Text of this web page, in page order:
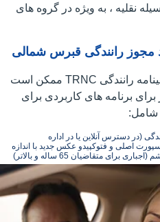
نقلیه ، به ویژه در گروه های
مجوز رانندگی قبرس شمالی
چک لیست سند برای تمدید گواهینامه رانندگی TRNC ممکن است
برنامه های کاربردی برای
شامل:
(در دسترس آنلاین یا در اداره
اصلی و فتوکپیدو عکس جدید با اندازه
برای متقاضیان 65 ساله و بالاتر)